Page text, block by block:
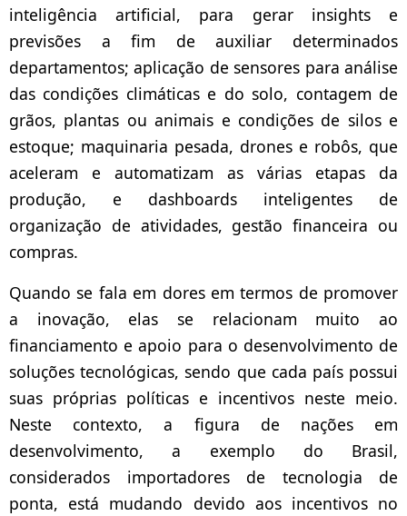
inteligência artificial, para gerar insights e
previsões a fim de auxiliar determinados
departamentos; aplicação de sensores para análise
das condições climáticas e do solo, contagem de
grãos, plantas ou animais e condições de silos e
estoque; maquinaria pesada, drones e robôs, que
aceleram e automatizam as várias etapas da
produção, e dashboards inteligentes de
organização de atividades, gestão financeira ou
compras.
Quando se fala em dores em termos de promover
a inovação, elas se relacionam muito ao
financiamento e apoio para o desenvolvimento de
soluções tecnológicas, sendo que cada país possui
suas próprias políticas e incentivos neste meio.
Neste contexto, a figura de nações em
desenvolvimento, a exemplo do Brasil,
considerados importadores de tecnologia de
ponta, está mudando devido aos incentivos no